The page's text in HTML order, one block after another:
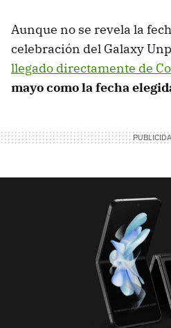
Aunque no se revela la
celebración del Galaxy
llegado directamente de
mayo como la fecha